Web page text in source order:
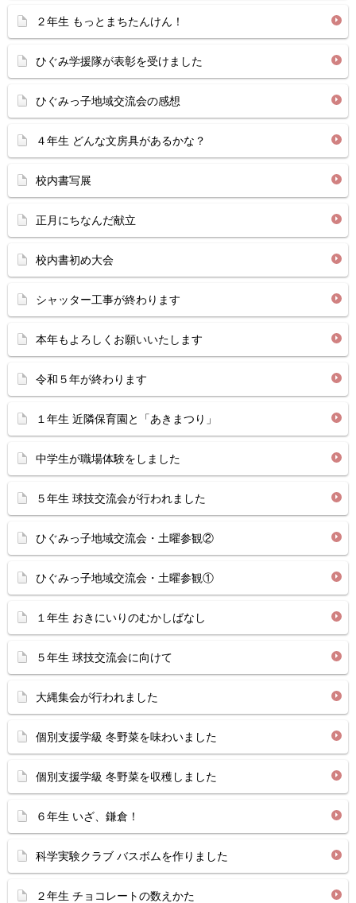
２年生 もっとまちたんけん！
ひぐみ学援隊が表彰を受けました
ひぐみっ子地域交流会の感想
４年生 どんな文房具があるかな？
校内書写展
正月にちなんだ献立
校内書初め大会
シャッター工事が終わります
本年もよろしくお願いいたします
令和５年が終わります
１年生 近隣保育園と「あきまつり」
中学生が職場体験をしました
５年生 球技交流会が行われました
ひぐみっ子地域交流会・土曜参観②
ひぐみっ子地域交流会・土曜参観①
１年生 おきにいりのむかしばなし
５年生 球技交流会に向けて
大縄集会が行われました
個別支援学級 冬野菜を味わいました
個別支援学級 冬野菜を収穫しました
６年生 いざ、鎌倉！
科学実験クラブ バスボムを作りました
２年生 チョコレートの数えかた